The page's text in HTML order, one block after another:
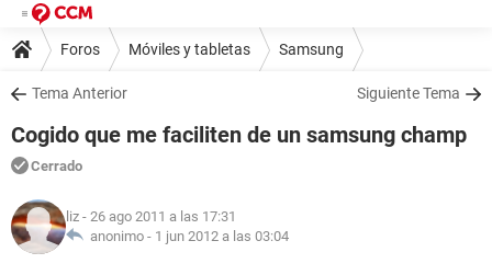
Foros Móviles y tabletas Samsung
Tema Anterior Siguiente Tema
Cogido que me faciliten de un samsung champ
Cerrado
liz - 26 ago 2011 a las 17:31
anonimo - 1 jun 2012 a las 03:04